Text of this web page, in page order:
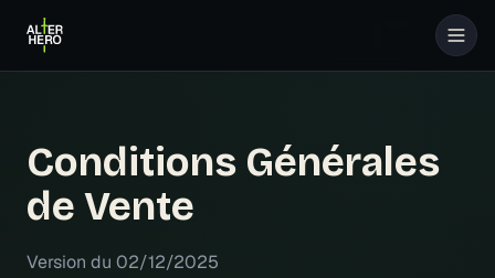
Conditions Générales
de Vente
Version du 02/12/2025